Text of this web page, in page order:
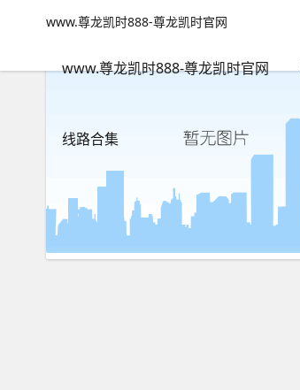
www.尊龙凯时888-尊龙凯时官网
www.尊龙凯时888-尊龙凯时官网
线路合集
www.尊龙凯时888-尊龙凯时官网